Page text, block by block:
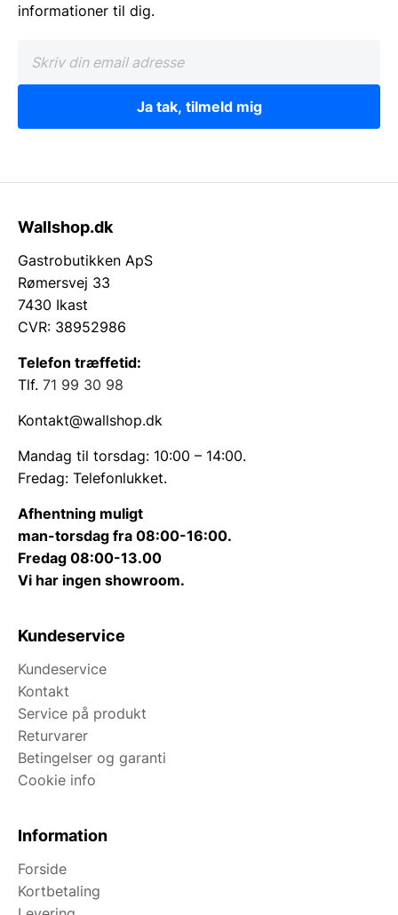
informationer til dig.
Ja tak, tilmeld mig
Wallshop.dk
Gastrobutikken ApS
Rømersvej 33
7430 Ikast
CVR: 38952986
Telefon træffetid:
Tlf. 71 99 30 98
Kontakt@wallshop.dk
Mandag til torsdag: 10:00 – 14:00.
Fredag: Telefonlukket.
Afhentning muligt
man-torsdag fra 08:00-16:00.
Fredag 08:00-13.00
Vi har ingen showroom.
Kundeservice
Kundeservice
Kontakt
Service på produkt
Returvarer
Betingelser og garanti
Cookie info
Information
Forside
Kortbetaling